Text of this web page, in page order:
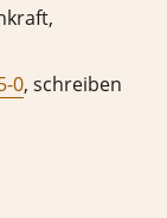
0, schreiben